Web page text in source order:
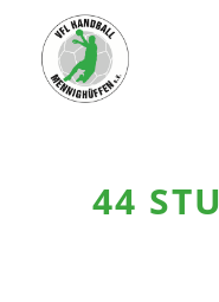
44